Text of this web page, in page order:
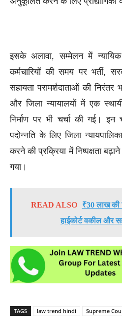
इसके अलावा, सम्मेलन में न्यायिक
कर्मचारियों की समय पर भर्ती,
सहायता परामर्शदाताओं की निरंतर
और जिला न्यायालयों में एक
निर्माण पर भी चर्चा की गई। इन
पदोन्नति के लिए जिला
करने की प्रक्रिया में निष्पक्षता
गया।
READ ALSO
₹30 लाख की
हाईकोर्ट वकील और
TAGS law trend hindi Supreme